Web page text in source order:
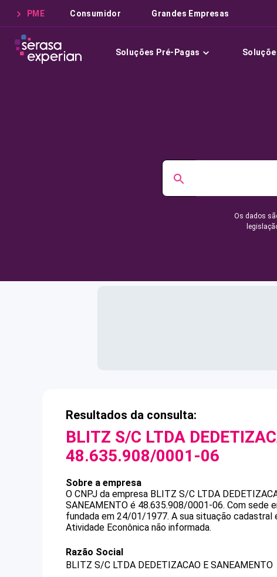
PME Consumidor Grandes Empresas
Soluções Pré-Pagas
Os dados
Resultados da consulta:
BLITZ S/C LTDA
48.635.908/0001-06
Sobre a empresa
O CNPJ da empresa BLITZ S/C LTDA
SANEAMENTO é 48.635.908/0001-06. Com sede
fundada em 24/01/1977. A sua situação cadastral
Atividade Econônica não informada.
Razão Social
BLITZ S/C LTDA DEDETIZACAO E SANEAMENTO